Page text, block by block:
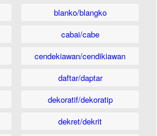
blanko/blangko
cabai/cabe
cendekiawan/cendikiawan
daftar/daptar
dekoratif/dekoratip
dekret/dekrit